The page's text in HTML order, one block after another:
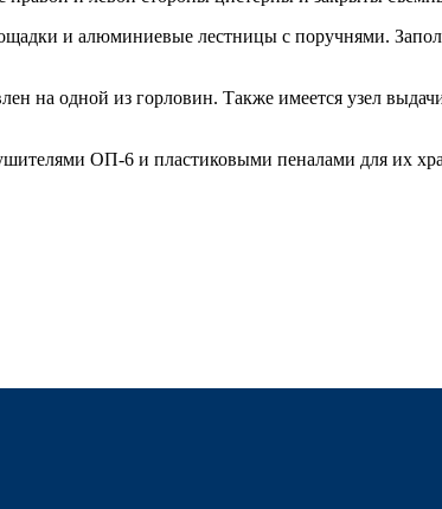
и алюминиевые лестницы с поручнями.
на одной из горловин. Также имеется узел
ОП-6 и пластиковыми пеналами для их